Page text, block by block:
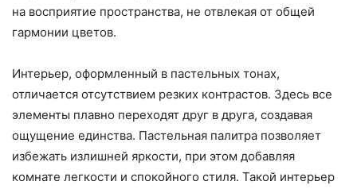
на восприятие пространства, не отвлекая от общей
гармонии цветов.
Интерьер, оформленный в пастельных тонах,
отличается отсутствием резких контрастов. Здесь все
элементы плавно переходят друг в друга, создавая
ощущение единства. Пастельная палитра позволяет
избежать излишней яркости, при этом добавляя
комнате легкости и спокойного стиля. Такой интерьер